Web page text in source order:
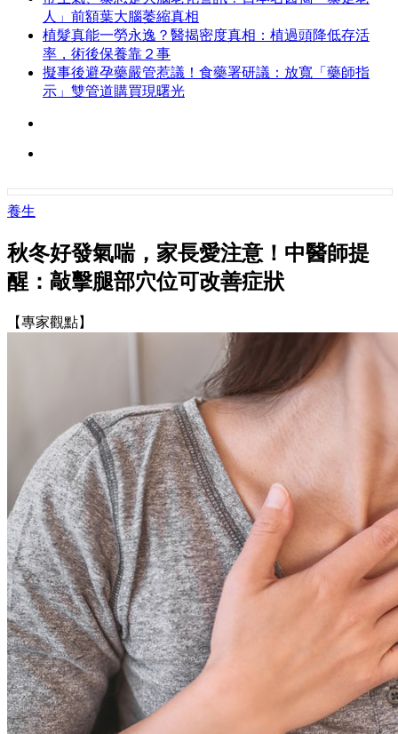
人」前額葉大腦萎縮真相
植髮真能一勞永逸？醫揭密度真相：植過頭降低存活
率，術後保養靠２事
擬事後避孕藥嚴管惹議！食藥署研議：放寬「藥師指
示」雙管道購買現曙光
養生
秋冬好發氣喘，家長愛注意！中醫師提
醒：敲擊腿部穴位可改善症狀
【專家觀點】